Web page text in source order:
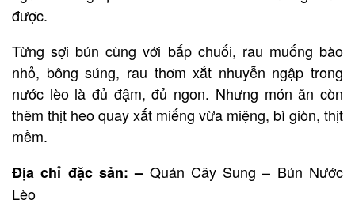
được.
Từng sợi bún cùng với bắp chuối, rau muống bào
nhỏ, bông súng, rau thơm xắt nhuyễn ngập trong
nước lèo là đủ đậm, đủ ngon. Nhưng món ăn còn
thêm thịt heo quay xắt miếng vừa miệng, bì giòn, thịt
mềm.
Địa chỉ đặc sản: – Quán Cây Sung – Bún Nước
Lèo